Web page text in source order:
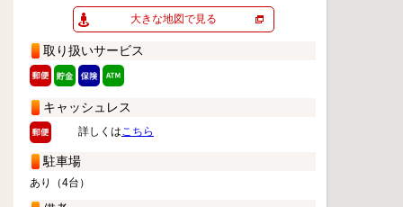
大きな地図で見る
取り扱いサービス
キャッシュレス
詳しくはこちら
駐車場
あり（4台）